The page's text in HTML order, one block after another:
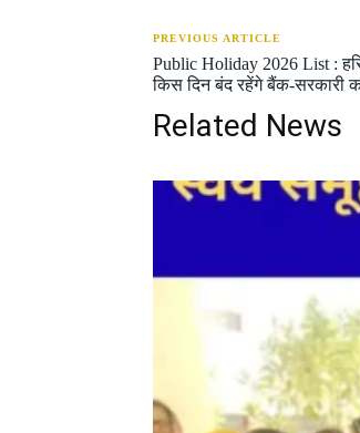
PREVIOUS ARTICLE
Public Holiday 2026 List :
किस दिन बंद रहेंगे बैंक-सरकारी
Related News